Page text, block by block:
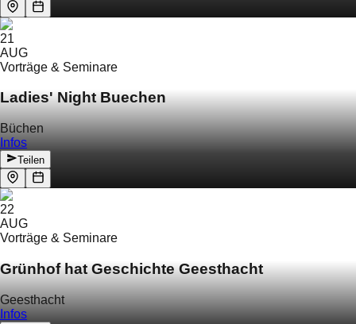
21
AUG
Vorträge & Seminare
Ladies' Night Buechen
Büchen
Infos
Teilen
22
AUG
Vorträge & Seminare
Grünhof hat Geschichte Geesthacht
Geesthacht
Infos